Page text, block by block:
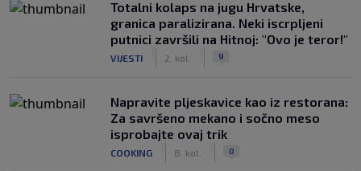
Totalni kolaps na jugu Hrvatske,
granica paralizirana. Neki iscrpljeni
putnici završili na Hitnoj: "Ovo je teror!"
VIJESTI 2. kol. 9
Napravite pljeskavice kao iz restorana:
Za savršeno mekano i sočno meso
isprobajte ovaj trik
COOKING 8. kol. 0